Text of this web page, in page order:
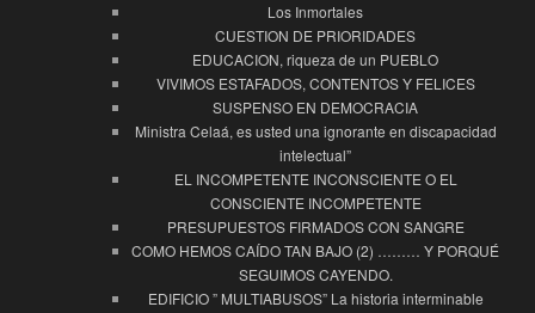
Los Inmortales
CUESTION DE PRIORIDADES
EDUCACION, riqueza de un PUEBLO
VIVIMOS ESTAFADOS, CONTENTOS Y FELICES
SUSPENSO EN DEMOCRACIA
Ministra Celaá, es usted una ignorante en discapacidad
intelectual”
EL INCOMPETENTE INCONSCIENTE O EL
CONSCIENTE INCOMPETENTE
PRESUPUESTOS FIRMADOS CON SANGRE
COMO HEMOS CAÍDO TAN BAJO (2) ……… Y PORQUÉ
SEGUIMOS CAYENDO.
EDIFICIO ” MULTIABUSOS” La historia interminable